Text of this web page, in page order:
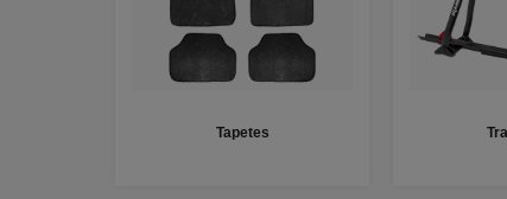
Tapetes